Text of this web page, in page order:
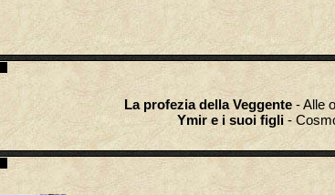
La profezia della Veggente - Alle
Ymir e i suoi figli-